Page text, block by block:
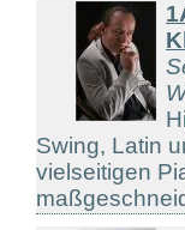
Swing, Latin
vielseitigen